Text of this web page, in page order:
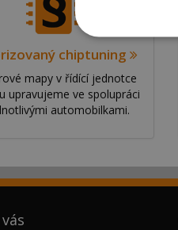
chiptuning
mapy v řídící jednotce
upravujeme ve spolupráci
automobilkami.